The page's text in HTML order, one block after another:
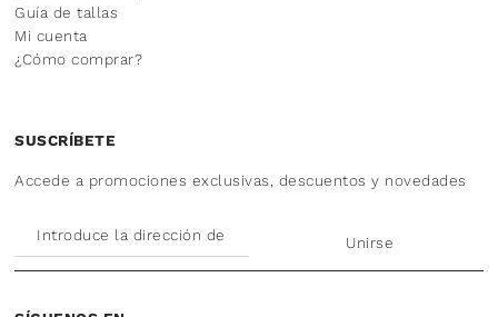
Guía de tallas
Mi cuenta
¿Cómo comprar?
SUSCRÍBETE
Accede a promociones exclusivas, descuentos y novedades
Unirse